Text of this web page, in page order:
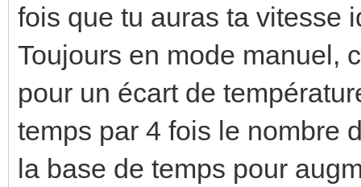
fois que tu auras ta vitesse
Toujours en mode manuel,
pour un écart de
temps par 4 fois le nombre
la base de temps pour